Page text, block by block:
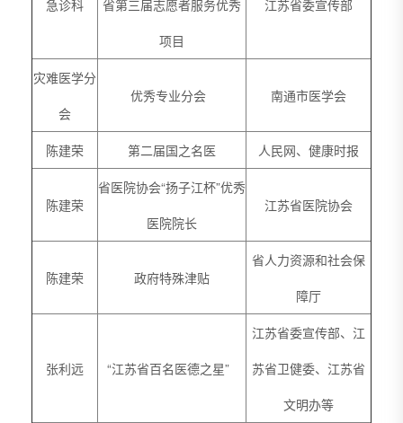
急诊科
省第三届志愿者服务优秀
项目
江苏省委宣传部
灾难医学分
会
优秀专业分会 南通市医学会
陈建荣 第二届国之名医 人民网、健康时报
陈建荣
省医院协会“扬子江杯”优秀
医院院长
江苏省医院协会
陈建荣 政府特殊津贴
省人力资源和社会保
障厅
张利远 “江苏省百名医德之星”
江苏省委宣传部、江
苏省卫健委、江苏省
文明办等